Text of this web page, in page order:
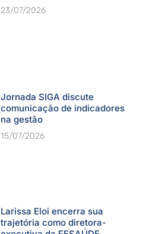
23/07/2026
Jornada SIGA discute
comunicação de indicadores
na gestão
15/07/2026
Larissa Eloi encerra sua
trajetória como diretora-